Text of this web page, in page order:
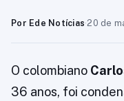
Por Ede Notícias·20 de
O colombiano
36 anos, foi